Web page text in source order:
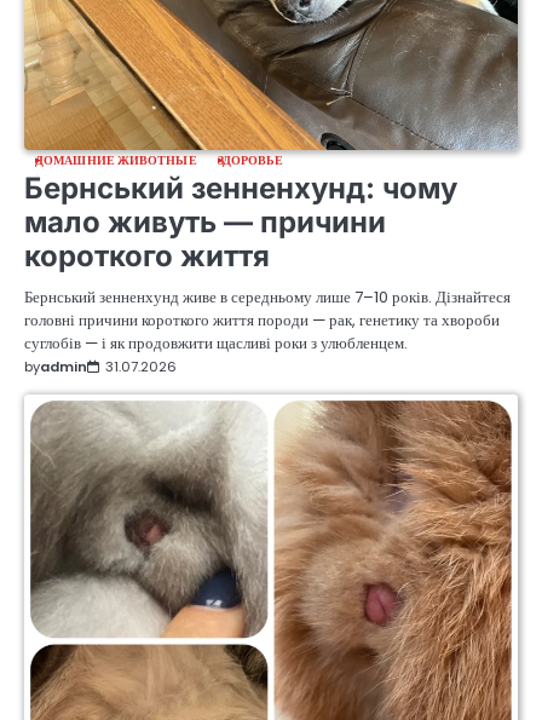
ДОМАШНИЕ ЖИВОТНЫЕ ЗДОРОВЬЕ
Бернський зенненхунд: чому
мало живуть — причини
короткого життя
Бернський зенненхунд живе в середньому лише 7–10 років. Дізнайтеся
головні причини короткого життя породи — рак, генетику та хвороби
суглобів — і як продовжити щасливі роки з улюбленцем.
byadmin 31.07.2026